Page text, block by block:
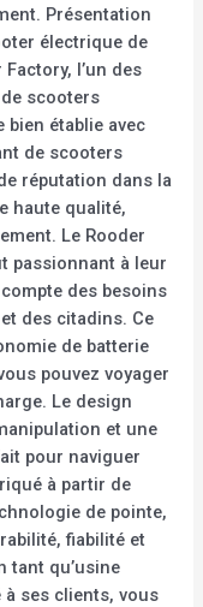
Présentation
électrique de
l’un des
scooters
bien établie avec
de scooters
réputation dans la
haute qualité,
Le Rooder
passionnant à leur
des besoins
des citadins. Ce
de batterie
pouvez voyager
Le design
et une
pour naviguer
à partir de
de pointe,
fiabilité et
tant qu’usine
ses clients, vous